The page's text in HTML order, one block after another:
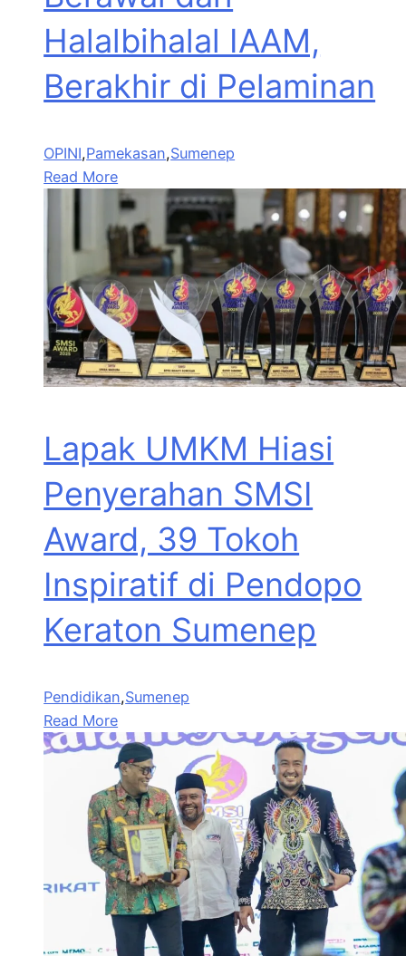
Halalbihalal IAAM,
Berakhir di Pelaminan
OPINI,Pamekasan,Sumenep
Read More
Lapak UMKM Hiasi
Penyerahan SMSI
Award, 39 Tokoh
Inspiratif di Pendopo
Keraton Sumenep
Pendidikan,Sumenep
Read More